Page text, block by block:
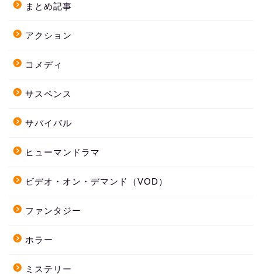
まとめ記事
アクション
コメディ
サスペンス
サバイバル
ヒューマンドラマ
ビデオ・オン・デマンド（VOD）
ファンタジー
ホラー
ミステリー